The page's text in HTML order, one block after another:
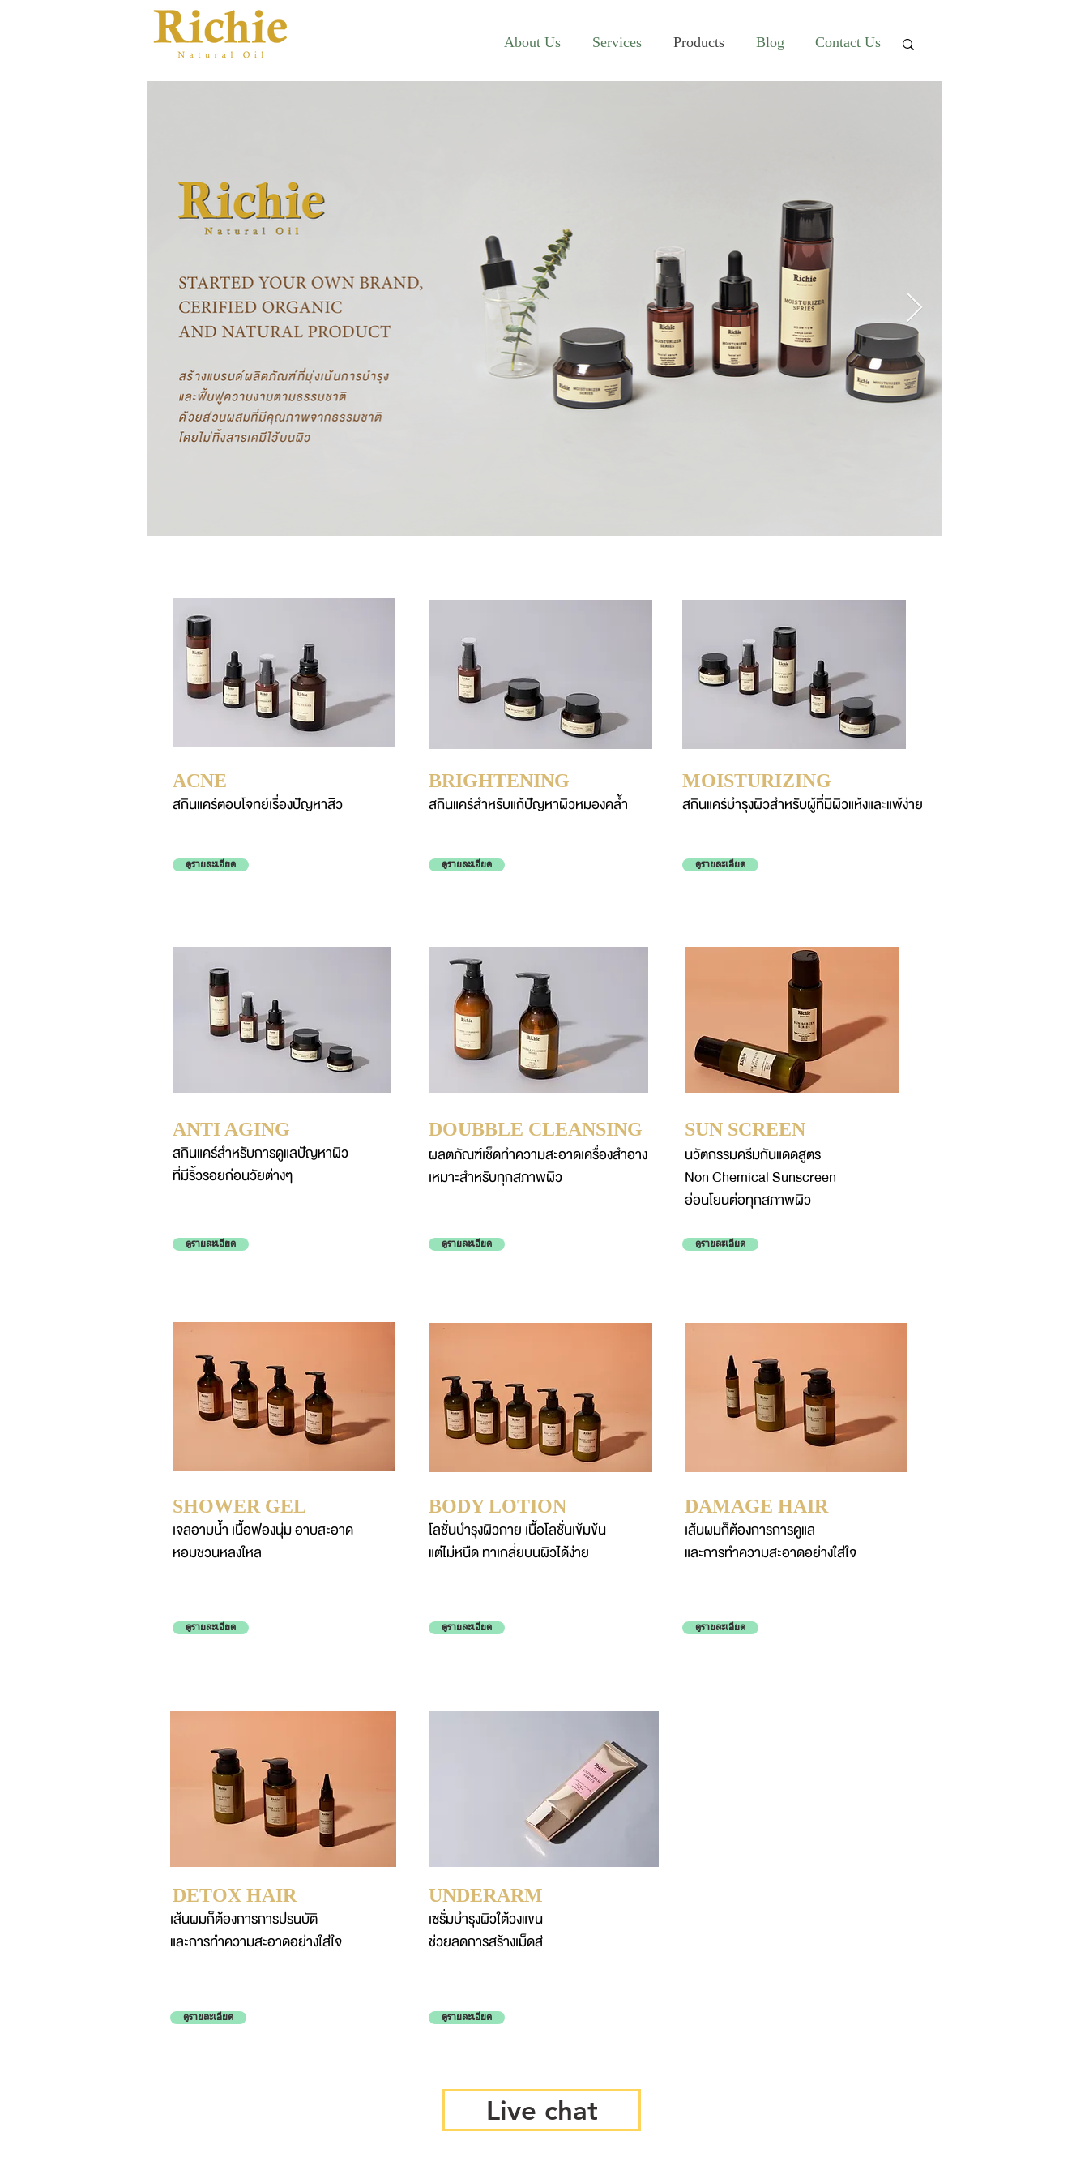
About Us Services Products Blog Contact Us
ACNE BRIGHTENING MOISTURIZING
สกินแคร์ตอบโจทย์เรื่องปัญหาสิว สกินแคร์สำหรับแก้ปัญหาผิวหมองคล้ำ สกินแคร์บำรุงผิวสำหรับผู้ที่มีผิวแห้งและแพ้ง่าย
ดูรายละเอียด ดูรายละเอียด ดูรายละเอียด
ANTI AGING DOUBBLE CLEANSING SUN SCREEN
สกินแคร์สำหรับการดูแลปัญหาผิว
ที่มีริ้วรอยก่อนวัยต่างๆ
ผลิตภัณฑ์เช็ดทำความสะอาดเครื่องสำอาง
เหมาะสำหรับทุกสภาพผิว
นวัตกรรมครีมกันแดดสูตร
Non Chemical Sunscreen
อ่อนโยนต่อทุกสภาพผิว
ดูรายละเอียด ดูรายละเอียด ดูรายละเอียด
SHOWER GEL
เจลอาบน้ำ เนื้อฟองนุ่ม อาบสะอาด
หอมชวนหลงใหล
ดูรายละเอียด
BODY LOTION
โลชั่นบำรุงผิวกาย เนื้อโลชั่นเข้มข้น
แต่ไม่หนืด ทาเกลี่ยบนผิวได้ง่าย
ดูรายละเอียด
DAMAGE HAIR
เส้นผมก็ต้องการการดูแล
และการทำความสะอาดอย่างใส่ใจ
ดูรายละเอียด
DETOX HAIR UNDERARM
เส้นผมก็ต้องการการปรนบัติ
และการทำความสะอาดอย่างใส่ใจ
เซรั่มบำรุงผิวใต้วงแขน
ช่วยลดการสร้างเม็ดสี
ดูรายละเอียด ดูรายละเอียด
Live chat